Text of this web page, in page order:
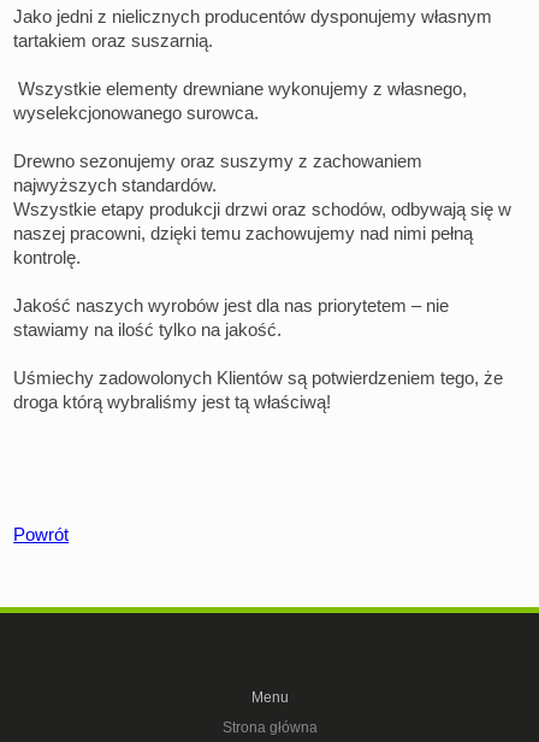
Jako jedni z nielicznych producentów dysponujemy własnym
tartakiem oraz suszarnią.
Wszystkie elementy drewniane wykonujemy z własnego,
wyselekcjonowanego surowca.
Drewno sezonujemy oraz suszymy z zachowaniem
najwyższych standardów.
Wszystkie etapy produkcji drzwi oraz schodów, odbywają się w
naszej pracowni, dzięki temu zachowujemy nad nimi pełną
kontrolę.
Jakość naszych wyrobów jest dla nas priorytetem – nie
stawiamy na ilość tylko na jakość.
Uśmiechy zadowolonych Klientów są potwierdzeniem tego, że
droga którą wybraliśmy jest tą właściwą!
Powrót
Menu
Strona główna